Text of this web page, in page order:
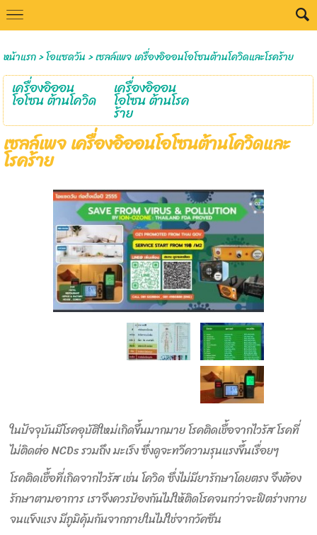
หน้าแรก>โอแซดวัน >เซลล์เพจ เครื่องอิออนโอโซนต้านโควิดและโรคร้าย
เครื่องอิออน
โอโซน ต้านโควิด
เครื่องอิออน
โอโซน ต้านโรค
ร้าย
เซลล์เพจ เครื่องอิออนโอโซนต้านโควิดและ
โรคร้าย
ในปัจจุบันมีโรคอุบัติใหม่เกิดขึ้นมากมาย โรคติดเชื้อจากไวรัส โรคที่
ไม่ติดต่อ NCDs รวมถึง มะเร็ง ซึ่งดูจะทวีความรุนแรงขึ้นเรื่อยๆ
โรคติดเชื้อที่เกิดจากไวรัส เช่น โควิด ซึ่งไม่มียารักษาโดยตรง จึงต้อง
รักษาตามอาการ เราจึงควรป้องกันไม่ให้ติดโรคจนกว่าจะฟิตร่างกาย
จนแข็งแรง มีภูมิคุ้มกันจากภายในไม่ใช่จากวัคซีน